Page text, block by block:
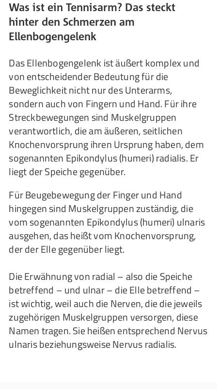
Was ist ein Tennisarm? Das steckt
hinter den Schmerzen am
Ellenbogengelenk
Das Ellenbogengelenk ist äußert komplex und
von entscheidender Bedeutung für die
Beweglichkeit nicht nur des Unterarms,
sondern auch von Fingern und Hand. Für ihre
Streckbewegungen sind Muskelgruppen
verantwortlich, die am äußeren, seitlichen
Knochenvorsprung ihren Ursprung haben, dem
sogenannten Epikondylus (humeri) radialis. Er
liegt der Speiche gegenüber.
Für Beugebewegung der Finger und Hand
hingegen sind Muskelgruppen zuständig, die
vom sogenannten Epikondylus (humeri) ulnaris
ausgehen, das heißt vom Knochenvorsprung,
der der Elle gegenüber liegt.
Die Erwähnung von radial – also die Speiche
betreffend – und ulnar – die Elle betreffend –
ist wichtig, weil auch die Nerven, die die jeweils
zugehörigen Muskelgruppen versorgen, diese
Namen tragen. Sie heißen entsprechend Nervus
ulnaris beziehungsweise Nervus radialis.